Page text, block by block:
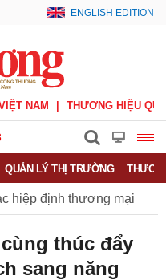
ENGLISH EDITION
NAM THƯƠNG HIỆU
QUẢN LÝ THỊ TRƯỜNG
hiệp định thương mại
tin thương vụ Quốc tế
thúc đẩy
sang năng